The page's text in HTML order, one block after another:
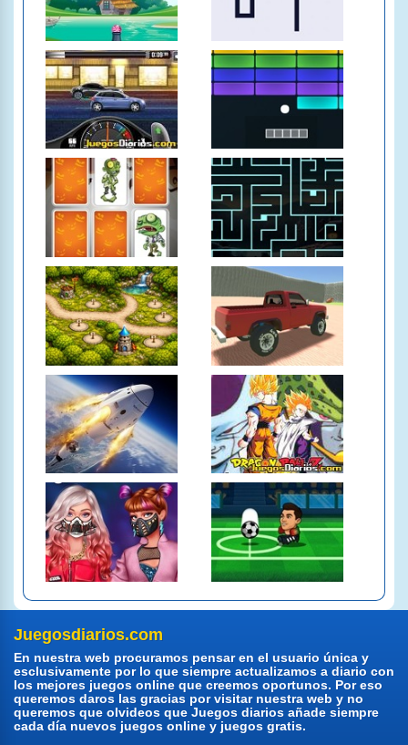
Juegosdiarios.com
En nuestra web procuramos pensar en el usuario única y
esclusivamente por lo que siempre actualizamos a diario con
los mejores juegos online que creemos oportunos. Por eso
queremos daros las gracias por visitar nuestra web y no
queremos que olvideos que Juegos diarios añade siempre
cada día nuevos juegos online y juegos gratis.